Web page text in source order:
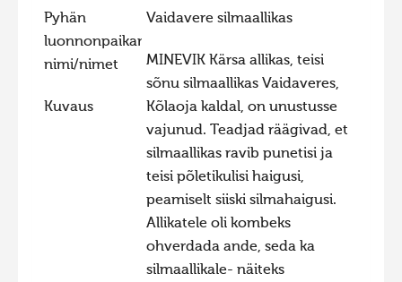
Hiite kuvavõistlus 2011
Hiite kuvavõistlus 2010
Hiite kuvavõistlus 2009
Hiite kuvavõistlus 2008
Pyhän
luonnonpaikan
nimi/nimet
Vaidavere silmaallikas
Kuvaus
MINEVIK Kärsa allikas, teisi
sõnu silmaallikas Vaidaveres,
Kõlaoja kaldal, on unustusse
vajunud. Teadjad räägivad, et
silmaallikas ravib punetisi ja
teisi põletikulisi haigusi,
peamiselt siiski silmahaigusi.
Allikatele oli kombeks
ohverdada ande, seda ka
silmaallikale- näiteks